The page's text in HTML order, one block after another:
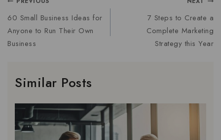
60 Small Business Ideas for
Anyone to Run Their Own
Business
7 Steps to Create a
Complete Marketing
Strategy this Year
Similar Posts